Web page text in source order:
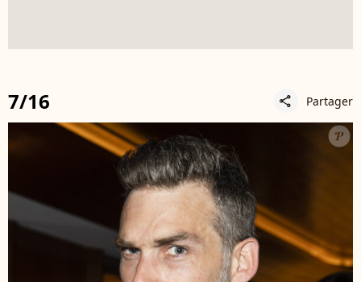
7/16 share Partager